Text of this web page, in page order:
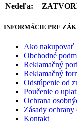
Nedeľa:
INFORMÁCIE PRE
Ako nakupovať
Obchodné
Reklamačný
Reklamačný
Odstúpenie od
Poučenie o
Ochrana
Zásady
Kontakt